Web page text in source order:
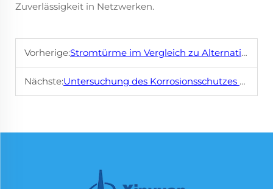
Zuverlässigkeit in Netzwerken.
Vorherige:Stromtürme im Vergleich zu Alternativen: Warum sie zur bevorzugten Wahl für Versorgungsunternehmen werden
Nächste:Untersuchung des Korrosionsschutzes von Strommasten in Küsten- und Bergregionen